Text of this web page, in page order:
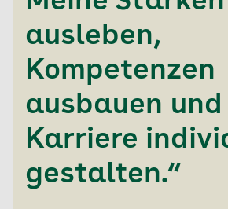
ausleben,
Kompetenzen
ausbauen und
Karriere
gestalten.“